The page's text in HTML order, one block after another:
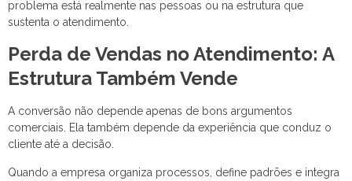
problema está realmente nas pessoas ou na estrutura que
sustenta o atendimento.
Perda de Vendas no Atendimento: A
Estrutura Também Vende
A conversão não depende apenas de bons argumentos
comerciais. Ela também depende da experiência que conduz o
cliente até a decisão.
Quando a empresa organiza processos, define padrões e integra